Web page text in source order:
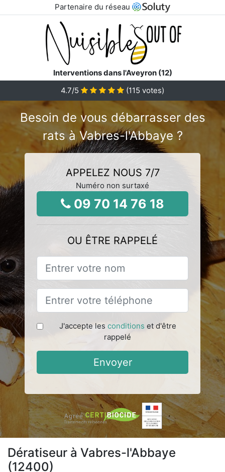
Partenaire du réseau
Interventions dans l'Aveyron (12)
4.7/5 (115 votes)
Besoin de vous débarrasser des
rats à Vabres-l'Abbaye ?
APPELEZ NOUS 7/7
Numéro non surtaxé
09 70 14 76 18
OU ÊTRE RAPPELÉ
J'accepte les conditions et d'être
rappelé
Envoyer
Dératiseur à Vabres-l'Abbaye
(12400)